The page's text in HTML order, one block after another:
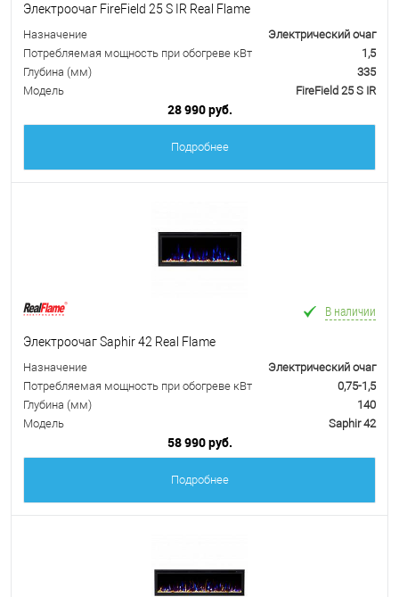
Электроочаг FireField 25 S IR Real Flame
Назначение
Электрический очаг
Потребляемая мощность при обогреве кВт
1,5
Глубина (мм)
335
Модель
FireField 25 S IR
28 990 руб.
Подробнее
В наличии
Электроочаг Saphir 42 Real Flame
Назначение
Электрический очаг
Потребляемая мощность при обогреве кВт
0,75-1,5
Глубина (мм)
140
Модель
Saphir 42
58 990 руб.
Подробнее